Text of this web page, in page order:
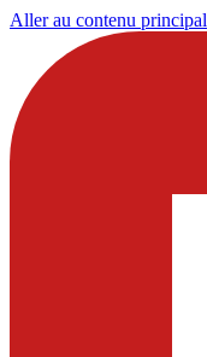
Aller au contenu principal